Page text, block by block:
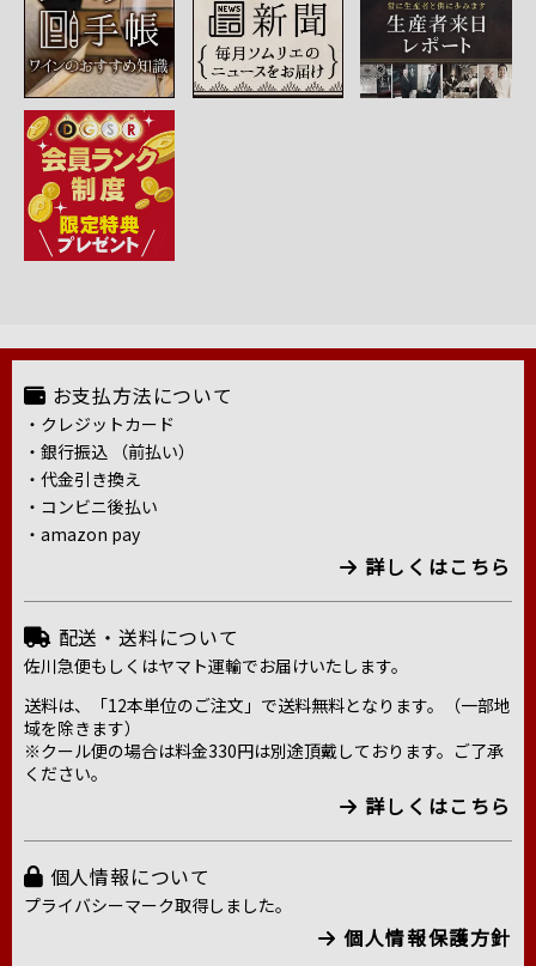
お支払方法について
・クレジットカード
・銀行振込 （前払い）
・代金引き換え
・コンビニ後払い
・amazon pay
詳しくはこちら
配送・送料について
佐川急便もしくはヤマト運輸でお届けいたします。
送料は、「12本単位のご注文」で送料無料となります。（一部地
域を除きます）
※クール便の場合は料金330円は別途頂戴しております。ご了承
ください。
詳しくはこちら
個人情報について
プライバシーマーク取得しました。
個人情報保護方針